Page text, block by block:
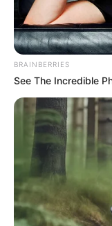
TEMAS
FUERTES
LIGA BETPLAY
CORTES DE
FENÓMENO
BRAINBERRIES
See The Incredible